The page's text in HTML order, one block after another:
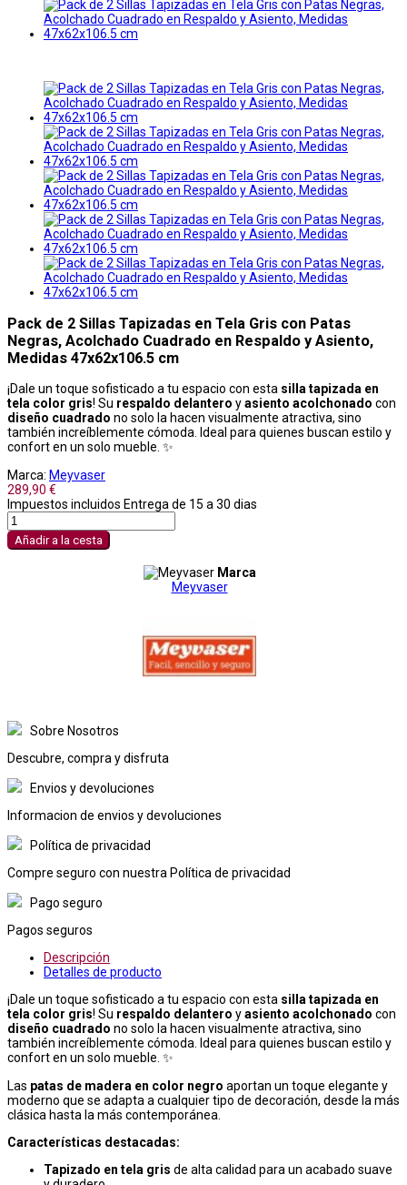
Pack de 2 Sillas Tapizadas en Tela Gris con Patas
Negras, Acolchado Cuadrado en Respaldo y Asiento,
Medidas 47x62x106.5 cm
¡Dale un toque sofisticado a tu espacio con esta silla tapizada en
tela color gris! Su respaldo delantero yasiento acolchonado con
diseño cuadrado no solo la hacen visualmente atractiva, sino
también increíblemente cómoda. Ideal para quienes buscan estilo y
confort en un solo mueble. ✨
Marca: Meyvaser
289,90 €
Impuestos incluidos Entrega de 15 a 30 dias
Añadir a la cesta
Marca
Meyvaser
Sobre Nosotros
Descubre, compra y disfruta
Envios y devoluciones
Informacion de envios y devoluciones
Política de privacidad
Compre seguro con nuestra Política de privacidad
Pago seguro
Pagos seguros
Descripción
Detalles de producto
¡Dale un toque sofisticado a tu espacio con esta silla tapizada en
tela color gris! Su respaldo delantero yasiento acolchonado con
diseño cuadrado no solo la hacen visualmente atractiva, sino
también increíblemente cómoda. Ideal para quienes buscan estilo y
confort en un solo mueble. ✨
Las patas de madera en color negro aportan un toque elegante y
moderno que se adapta a cualquier tipo de decoración, desde la más
clásica hasta la más contemporánea.
Características destacadas:
Tapizado en tela gris de alta calidad para un acabado suave